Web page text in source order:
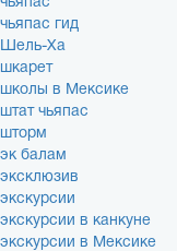
чьяпас гид
Шель-Ха
шкарет
школы в Мексике
штат чьяпас
шторм
эк балам
эксклюзив
экскурсии
экскурсии в канкуне
экскурсии в Мексике